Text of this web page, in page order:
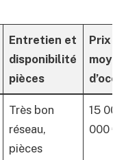
Entretien et
disponibilité
pièces
Prix
moyen
Très bon
réseau,
pièces
15
000 €